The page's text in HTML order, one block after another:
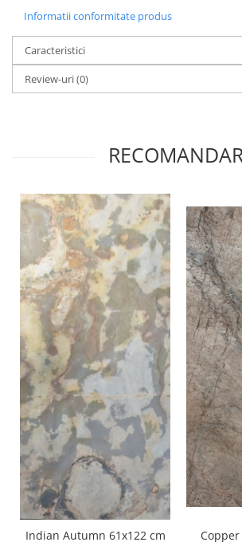
Informatii conformitate produs
Caracteristici
Review-uri(0)
Indian Autumn 61x122 cm